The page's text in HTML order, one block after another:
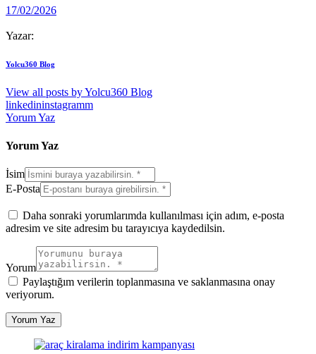
17/02/2026
Yazar:
Yolcu360 Blog
View all posts byYolcu360 Blog
linkedininstagramm
Yorum Yaz
Yorum Yaz
İsim
E-Posta
Daha sonraki yorumlarımda kullanılması için adım, e-posta
adresim ve site adresim bu tarayıcıya kaydedilsin.
Yorum
Paylaştığım verilerin toplanmasına ve saklanmasına onay
veriyorum.